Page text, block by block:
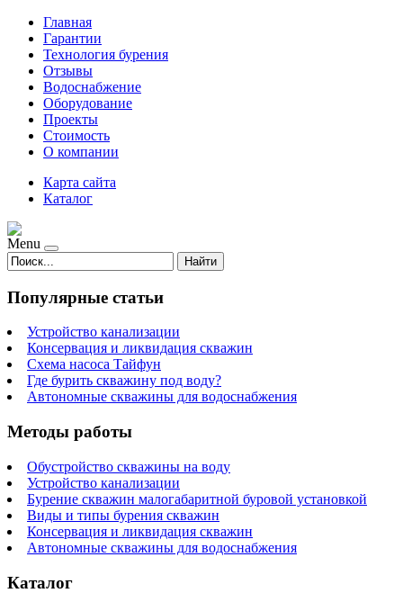
Главная
Гарантии
Технология бурения
Отзывы
Водоснабжение
Оборудование
Проекты
Стоимость
О компании
Карта сайта
Каталог
Menu
Найти
Популярные статьи
Устройство канализации
Консервация и ликвидация скважин
Схема насоса Тайфун
Где бурить скважину под воду?
Автономные скважины для водоснабжения
Методы работы
Обустройство скважины на воду
Устройство канализации
Бурение скважин малогабаритной буровой установкой
Виды и типы бурения скважин
Консервация и ликвидация скважин
Автономные скважины для водоснабжения
Каталог